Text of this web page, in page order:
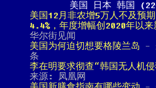
美国 日本 韩国
美国12月非农增5万人不及预
4.4%，年度增幅创2020年以来
华尔街见闻
美国为何迫切想要格陵兰岛 -
条
李在明要求彻查“韩国无人机
来源: 凤凰网